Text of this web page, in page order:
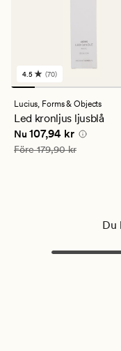
70
omdömen
med
ett
genomsnittligt
betyg
på
4.5
4.5 (70)
Lucius, Forms & Objects
Led kronljus ljusblå
Nuvarande pris
Nu 107,94 kr
Ordinarie pris 179,90 kr
Före179,90 kr
Du